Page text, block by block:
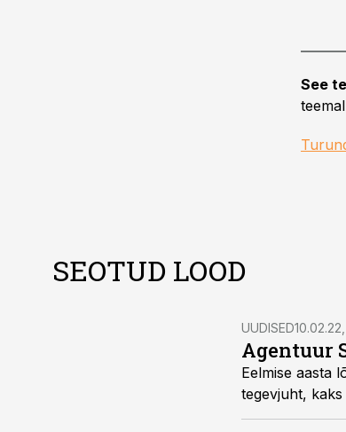
See
SEOTUD LOOD
UUDISED
Agentuur
Eelmise aasta
tegevjuht,